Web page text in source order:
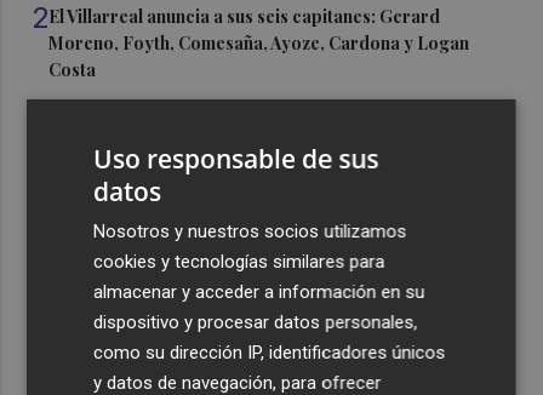
2El Villarreal anuncia a sus seis capitanes: Gerard
Moreno, Foyth, Comesaña, Ayoze, Cardona y Logan
Costa
San Javier da viabilidad al nuevo contrato del transporte
324 habitaciones
Estos son los estrenos que abren la cartelera en agosto:
de la comedia 'El último mono' a una nueva entrega de
'La Patrulla Canina'
Uso responsable de sus
datos
Nosotros y nuestros socios utilizamos
cookies y tecnologías similares para
almacenar y acceder a información en su
dispositivo y procesar datos personales,
como su dirección IP, identificadores únicos
y datos de navegación, para ofrecer